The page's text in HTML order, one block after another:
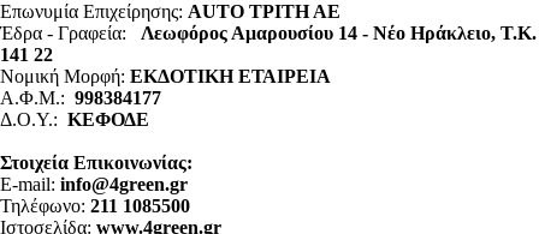
Επωνυμία Επιχείρησης: AUTO ΤΡΙΤΗ ΑΕ
Έδρα - Γραφεία: Λεωφόρος Αμαρουσίου 14 - Νέο Ηράκλειο, Τ.Κ.
141 22
Νομική Μορφή: ΕΚΔΟΤΙΚΗ ΕΤΑΙΡΕΙΑ
Α.Φ.Μ.: 998384177
Δ.Ο.Υ.: ΚΕΦΟΔΕ
Στοιχεία Επικοινωνίας:
E-mail: info@4green.gr
Τηλέφωνο: 211 1085500
Ιστοσελίδα: www.4green.gr